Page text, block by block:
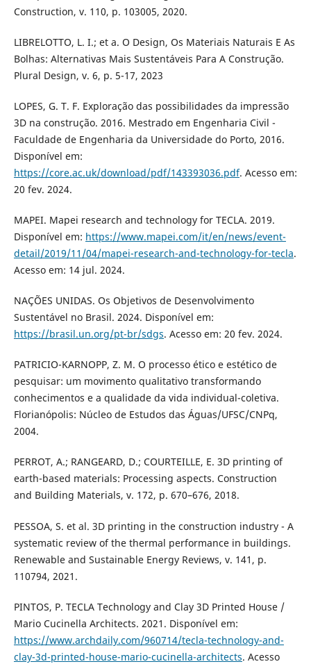
Construction, v. 110, p. 103005, 2020.
LIBRELOTTO, L. I.; et a. O Design, Os Materiais Naturais E As
Bolhas: Alternativas Mais Sustentáveis Para A Construção.
Plural Design, v. 6, p. 5-17, 2023
LOPES, G. T. F. Exploração das possibilidades da impressão
3D na construção. 2016. Mestrado em Engenharia Civil -
Faculdade de Engenharia da Universidade do Porto, 2016.
Disponível em:
https://core.ac.uk/download/pdf/143393036.pdf. Acesso em:
20 fev. 2024.
MAPEI. Mapei research and technology for TECLA. 2019.
Disponível em: https://www.mapei.com/it/en/news/event-
detail/2019/11/04/mapei-research-and-technology-for-tecla.
Acesso em: 14 jul. 2024.
NAÇÕES UNIDAS. Os Objetivos de Desenvolvimento
Sustentável no Brasil. 2024. Disponível em:
https://brasil.un.org/pt-br/sdgs. Acesso em: 20 fev. 2024.
PATRICIO-KARNOPP, Z. M. O processo ético e estético de
pesquisar: um movimento qualitativo transformando
conhecimentos e a qualidade da vida individual-coletiva.
Florianópolis: Núcleo de Estudos das Águas/UFSC/CNPq,
2004.
PERROT, A.; RANGEARD, D.; COURTEILLE, E. 3D printing of
earth-based materials: Processing aspects. Construction
and Building Materials, v. 172, p. 670–676, 2018.
PESSOA, S. et al. 3D printing in the construction industry - A
systematic review of the thermal performance in buildings.
Renewable and Sustainable Energy Reviews, v. 141, p.
110794, 2021.
PINTOS, P. TECLA Technology and Clay 3D Printed House /
Mario Cucinella Architects. 2021. Disponível em:
https://www.archdaily.com/960714/tecla-technology-and-
clay-3d-printed-house-mario-cucinella-architects. Acesso